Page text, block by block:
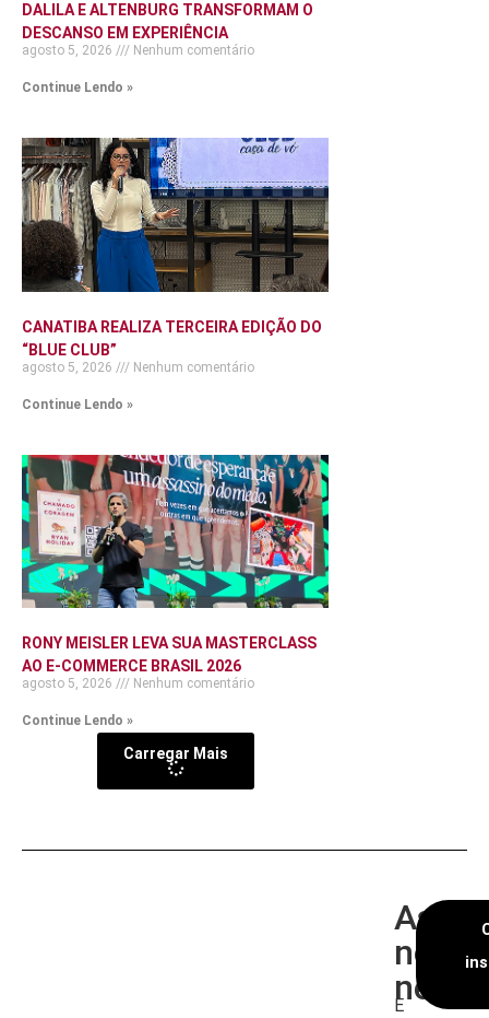
DALILA E ALTENBURG TRANSFORMAM O
DESCANSO EM EXPERIÊNCIA
agosto 5, 2026 Nenhum comentário
Continue Lendo »
CANATIBA REALIZA TERCEIRA EDIÇÃO DO
“BLUE CLUB”
agosto 5, 2026 Nenhum comentário
Continue Lendo »
RONY MEISLER LEVA SUA MASTERCLASS
AO E-COMMERCE BRASIL 2026
agosto 5, 2026 Nenhum comentário
Continue Lendo »
Carregar Mais
nossa
E